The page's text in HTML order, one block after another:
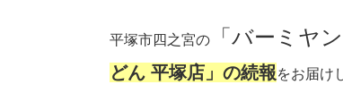
平塚市四之宮の 「バーミヤ
どん 平塚店」の続報をお届け